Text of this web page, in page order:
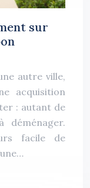
sur
autre ville,
acquisition
: autant de
déménager.
facile de